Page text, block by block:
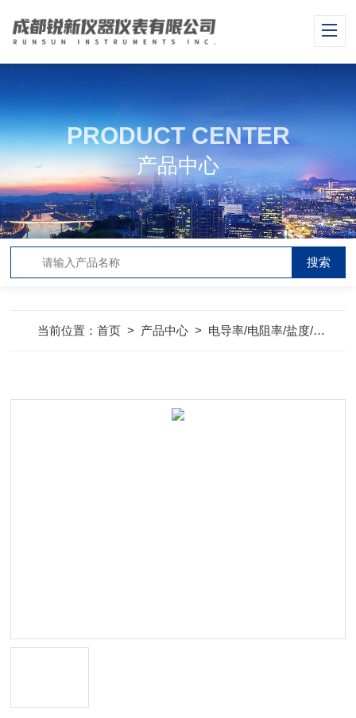
PRODUCT CENTER
产品中心
当前位置：首页 > 产品中心 > 电导率/电阻率/盐度/TDS仪